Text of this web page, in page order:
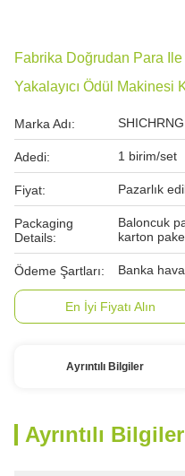
Fabrika Doğrudan Para
Yakalayıcı Ödül Makinesi
Marka Adı: SHICHRNG
Adedi: 1 birim/set
Fiyat: Pazarlık
Packaging
Details:
Baloncuk
karton
Ödeme Şartları: Banka
En İyi Fiyatı Alın
Ayrıntılı Bilgiler
Ayrıntılı Bilgiler